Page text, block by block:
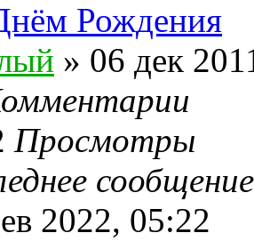
Рождения
» 06 дек
Просмотры
2022, 05:22